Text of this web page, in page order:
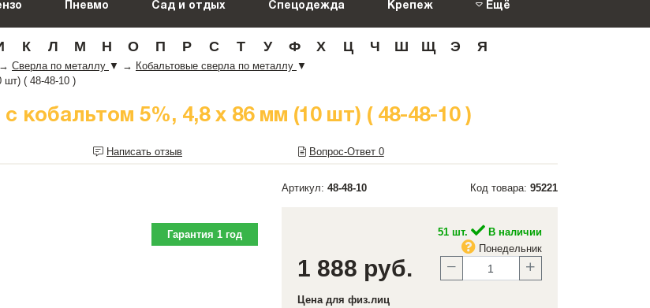
Пневмо Сад и отдых Спецодежда Крепеж Ещё
К Л М Н О П Р С Т У Ф Х Ц Ч Ш Щ Э Я
→ Сверла по металлу ▼ → Кобальтовые сверла по металлу ▼
( 48-48-10 )
кобальтом 5%, 4,8 x 86 мм (10 шт) ( 48-48-10 )
Написать отзыв Вопрос-Ответ 0
Артикул: 48-48-10 Код товара: 95221
Гарантия 1 год 51 шт.
В наличии
Понедельник
1 888 руб.
Цена для физ.лиц